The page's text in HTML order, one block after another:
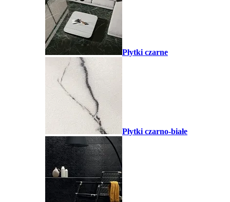
Płytki czarne
Płytki czarno-białe